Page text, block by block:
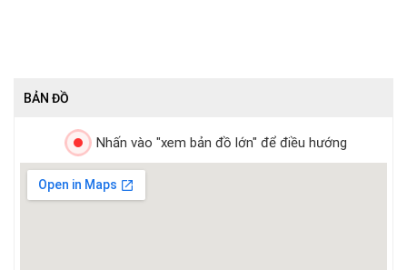
BẢN ĐỒ
Nhấn vào "xem bản đồ lớn" để điều hướng